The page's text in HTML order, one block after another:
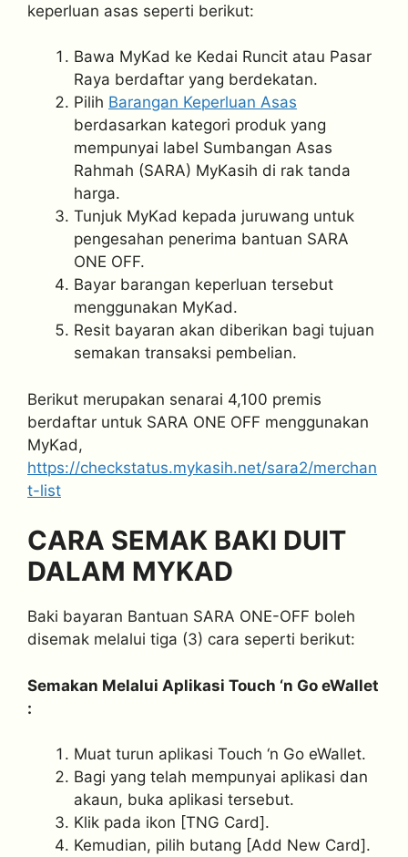
keperluan asas seperti berikut:
Bawa MyKad ke Kedai Runcit atau Pasar
Raya berdaftar yang berdekatan.
Pilih Barangan Keperluan Asas
berdasarkan kategori produk yang
mempunyai label Sumbangan Asas
Rahmah (SARA) MyKasih di rak tanda
harga.
Tunjuk MyKad kepada juruwang untuk
pengesahan penerima bantuan SARA
ONE OFF.
Bayar barangan keperluan tersebut
menggunakan MyKad.
Resit bayaran akan diberikan bagi tujuan
semakan transaksi pembelian.
Berikut merupakan senarai 4,100 premis
berdaftar untuk SARA ONE OFF menggunakan
MyKad,
https://checkstatus.mykasih.net/sara2/merchan
t-list
CARA SEMAK BAKI DUIT
DALAM MYKAD
Baki bayaran Bantuan SARA ONE-OFF boleh
disemak melalui tiga (3) cara seperti berikut:
Semakan Melalui Aplikasi Touch ‘n Go eWallet
:
Muat turun aplikasi Touch ‘n Go eWallet.
Bagi yang telah mempunyai aplikasi dan
akaun, buka aplikasi tersebut.
Klik pada ikon [TNG Card].
Kemudian, pilih butang [Add New Card].